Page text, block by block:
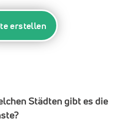
erstellen
Städten gibt es die